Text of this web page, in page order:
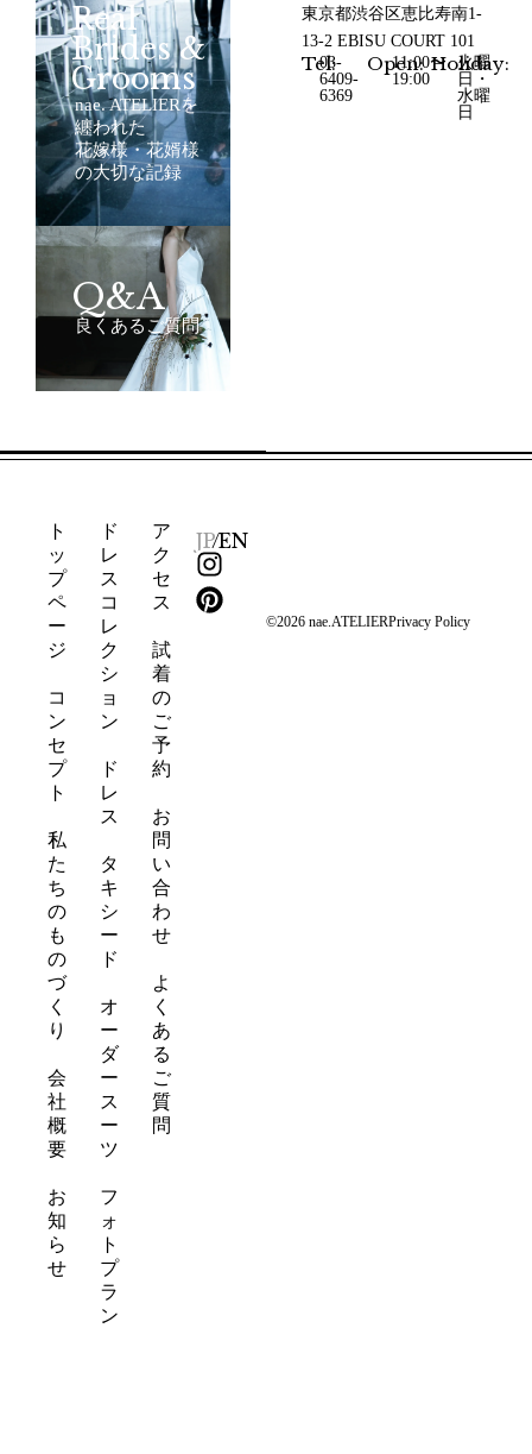
Real
Brides &
Grooms
nae. ATELIERを
纏われた
花嫁様・花婿様
の大切な記録
Q&A
良くあるご質問
東京都渋谷区恵比寿南1-
13-2 EBISU COURT 101
Tel:
03-
6409-
6369
Open:
11:00〜
19:00
Holiday:
火曜
日・
水曜
日
©2026 nae.ATELIERPrivacy Policy
ト
ッ
プ
ペ
ー
ジ
コ
ン
セ
プ
ト
私
た
ち
の
も
の
づ
く
り
会
社
概
要
お
知
ら
せ
ド
レ
ス
コ
レ
ク
シ
ョ
ン
ド
レ
ス
タ
キ
シ
ー
ド
オ
ー
ダ
ー
ス
ー
ツ
フ
ォ
ト
プ
ラ
ン
ア
ク
セ
ス
試
着
の
ご
予
約
お
問
い
合
わ
せ
よ
く
あ
る
ご
質
問
JP/EN
I
n
s
P
i
n